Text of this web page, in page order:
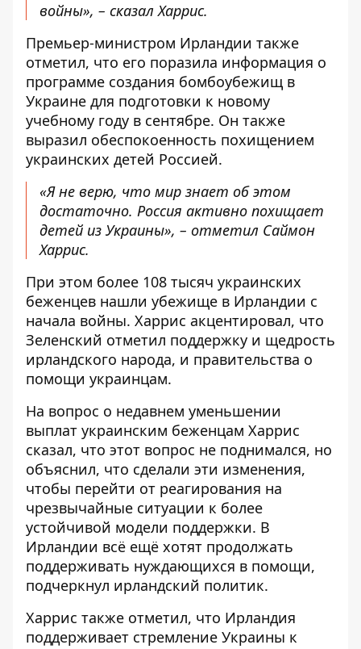
войны», – сказал Харрис.
Премьер-министром Ирландии также
отметил, что его поразила информация о
программе создания бомбоубежищ в
Украине для подготовки к новому
учебному году в сентябре. Он также
выразил обеспокоенность похищением
украинских детей Россией.
«Я не верю, что мир знает об этом
достаточно. Россия активно похищает
детей из Украины», – отметил Саймон
Харрис.
При этом более 108 тысяч украинских
беженцев нашли убежище в Ирландии с
начала войны. Харрис акцентировал, что
Зеленский отметил поддержку и щедрость
ирландского народа, и правительства о
помощи украинцам.
На вопрос о недавнем уменьшении
выплат украинским беженцам Харрис
сказал, что этот вопрос не поднимался, но
объяснил, что сделали эти изменения,
чтобы перейти от реагирования на
чрезвычайные ситуации к более
устойчивой модели поддержки. В
Ирландии всё ещё хотят продолжать
поддерживать нуждающихся в помощи,
подчеркнул ирландский политик.
Харрис также отметил, что Ирландия
поддерживает стремление Украины к